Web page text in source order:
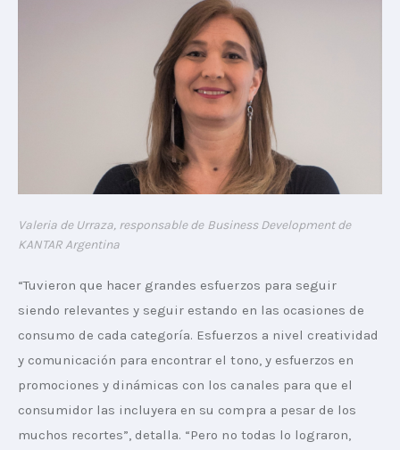
Valeria de Urraza, responsable de Business Development de
KANTAR Argentina
“Tuvieron que hacer grandes esfuerzos para seguir
siendo relevantes y seguir estando en las ocasiones de
consumo de cada categoría. Esfuerzos a nivel creatividad
y comunicación para encontrar el tono, y esfuerzos en
promociones y dinámicas con los canales para que el
consumidor las incluyera en su compra a pesar de los
muchos recortes”, detalla. “Pero no todas lo lograron,